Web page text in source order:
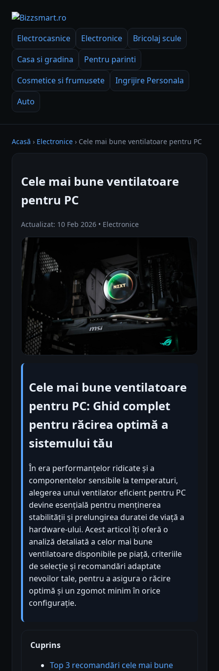
Electrocasnice Electronice
Bricolaj scule
Casa si gradina
Pentru parinti
Cosmetice si frumusete
Ingrijire Personala
Auto
Acasă › Electronice › Cele mai bune ventilatoare pentru PC
Cele mai bune ventilatoare
pentru PC
Actualizat: 10 Feb 2026 • Electronice
Cele mai bune ventilatoare
pentru PC: Ghid complet
pentru răcirea optimă a
sistemului tău
În era performanțelor ridicate și a
componentelor sensibile la temperaturi,
alegerea unui ventilator eficient pentru PC
devine esențială pentru menținerea
stabilității și prelungirea duratei de viață a
hardware-ului. Acest articol îți oferă o
analiză detaliată a celor mai bune
ventilatoare disponibile pe piață, criteriile
de selecție și recomandări adaptate
nevoilor tale, pentru a asigura o răcire
optimă și un zgomot minim în orice
configurație.
Cuprins
Top 3 recomandări cele mai bune